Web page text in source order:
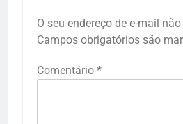
O seu endereço de e-mail
Campos obrigatórios são
Comentário *